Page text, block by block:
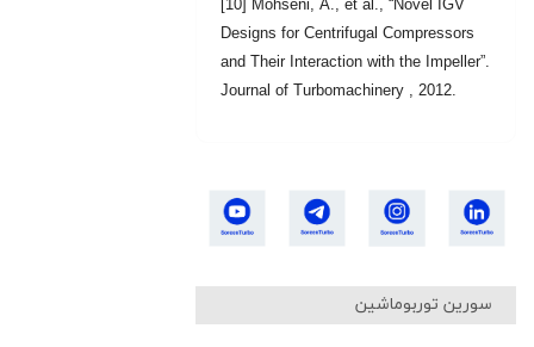
[10] Mohseni, A., et al., “Novel IGV
Designs for Centrifugal Compressors
and Their Interaction with the Impeller”.
Journal of Turbomachinery , 2012.
سورین توربوماشین